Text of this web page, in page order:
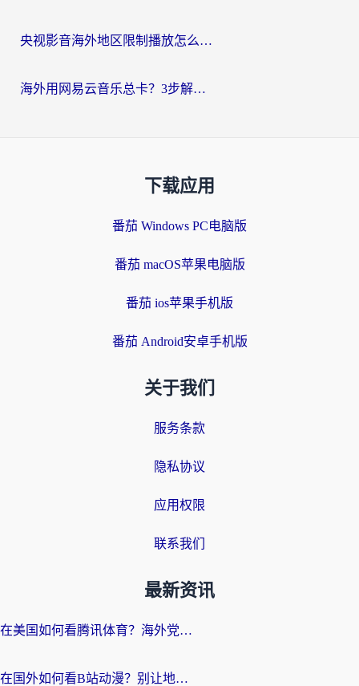
央视影音海外地区限制播放怎么办？海外党亲测有效的回国加速指南
海外用网易云音乐总卡？3步解决版权限制+卡顿，还能听喜马拉雅！
下载应用
番茄 Windows PC电脑版
番茄 macOS苹果电脑版
番茄 ios苹果手机版
番茄 Android安卓手机版
关于我们
服务条款
隐私协议
应用权限
联系我们
最新资讯
在美国如何看腾讯体育？海外党解锁NBA欧洲杯直播的终极攻略
在国外如何看B站动漫？别让地区限制打断你的追番节奏